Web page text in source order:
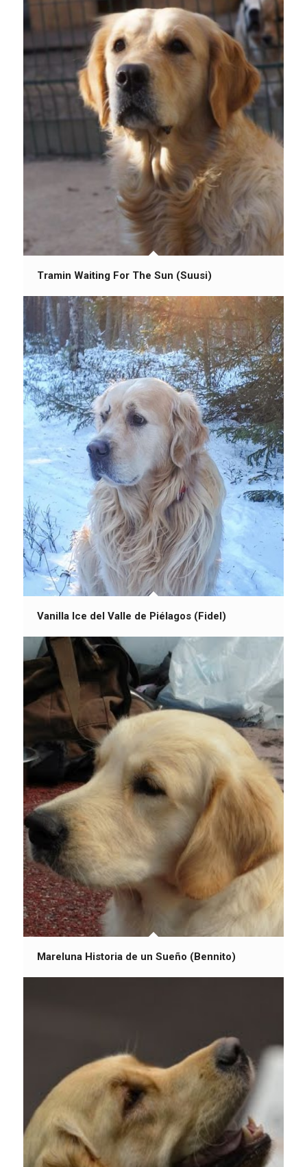
Tramin Waiting For The Sun (Suusi)
Vanilla Ice del Valle de Piélagos (Fidel)
Mareluna Historia de un Sueño (Bennito)